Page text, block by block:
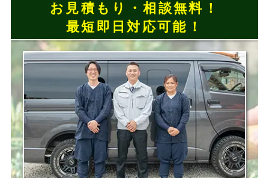
お見積もり・相談無料！
最短即日対応可能！